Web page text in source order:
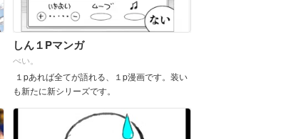
しん１Pマンガ
べい。
１pあれば全てが語れる、１p漫画です。装い
も新たに新シリーズです。